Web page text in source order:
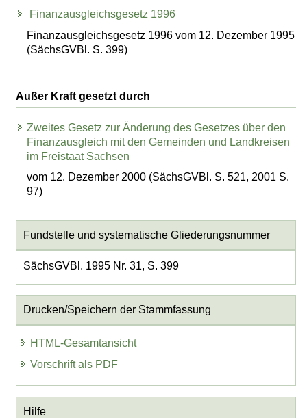
Finanzausgleichsgesetz 1996
Finanzausgleichsgesetz 1996 vom 12. Dezember 1995
(SächsGVBl. S. 399)
Außer Kraft gesetzt durch
Zweites Gesetz zur Änderung des Gesetzes über den
Finanzausgleich mit den Gemeinden und Landkreisen
im Freistaat Sachsen
vom 12. Dezember 2000 (SächsGVBl. S. 521, 2001 S.
97)
Fundstelle und systematische Gliederungsnummer
SächsGVBl. 1995 Nr. 31, S. 399
Drucken/Speichern der Stammfassung
HTML-Gesamtansicht
Vorschrift als PDF
Hilfe